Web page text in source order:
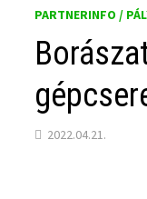
PARTNERINFO /
2022.04.21.